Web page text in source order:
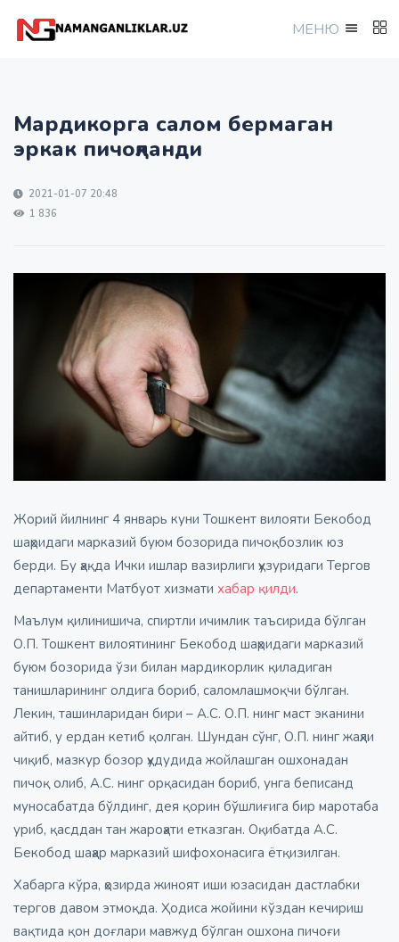
МEНЮ
Мардикорга салом бермаган
эркак пичоқланди
2021-01-07 20:48
1 836
Жорий йилнинг 4 январь куни Тошкент вилояти Бекобод
шаҳридаги марказий буюм бозорида пичоқбозлик юз
берди. Бу ҳақда Ички ишлар вазирлиги ҳузуридаги Тергов
департаменти Матбуот хизмати хабар қилди.
Маълум қилинишича, спиртли ичимлик таъсирида бўлган
О.П. Тошкент вилоятининг Бекобод шаҳридаги марказий
буюм бозорида ўзи билан мардикорлик қиладиган
танишларининг олдига бориб, саломлашмоқчи бўлган.
Лекин, ташинларидан бири – А.С. О.П. нинг маст эканини
айтиб, у ердан кетиб қолган. Шундан сўнг, О.П. нинг жаҳли
чиқиб, мазкур бозор ҳудудида жойлашган ошхонадан
пичоқ олиб, А.С. нинг орқасидан бориб, унга беписанд
муносабатда бўлдинг, дея қорин бўшлиғига бир маротаба
уриб, қасддан тан жароҳати етказган. Оқибатда А.С.
Бекобод шаҳар марказий шифохонасига ётқизилган.
Хабарга кўра, ҳозирда жиноят иши юзасидан дастлабки
тергов давом этмоқда. Ҳодиса жойини кўздан кечириш
вақтида қон доғлари мавжуд бўлган ошхона пичоғи